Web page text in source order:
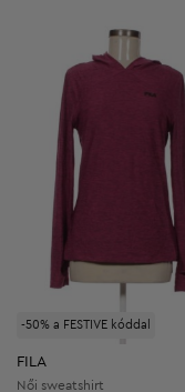
-50% a FESTIVE kóddal
FILA
Női sweatshirt